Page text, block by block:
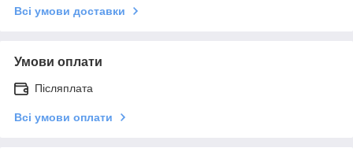
Всі умови доставки
Умови оплати
Післяплата
Всі умови оплати